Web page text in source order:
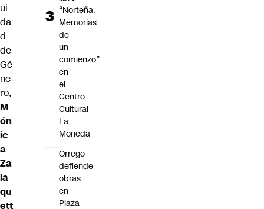
ui
da
d
de
Gé
ne
ro,
M
ón
ic
a
Za
la
qu
ett
“Norteña.
Memorias
de
un
comienzo”
en
el
Centro
Cultural
La
Moneda
Orrego
defiende
obras
en
Plaza